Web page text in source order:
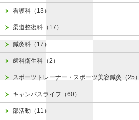
看護科（13）
柔道整復科（17）
鍼灸科（17）
歯科衛生科（2）
スポーツトレーナー・スポーツ美容鍼灸（25）
キャンパスライフ（60）
部活動（11）